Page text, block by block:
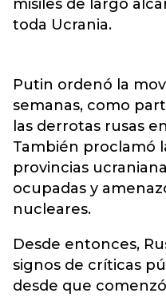
misiles de largo
toda Ucrania.
Putin ordenó la
semanas, como
las derrotas rusas
También proclamó
provincias
ocupadas y
nucleares.
Desde entonces,
signos de críticas
desde que